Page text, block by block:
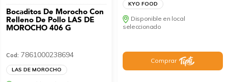
Bocaditos De Morocho Con
Relleno De Pollo LAS DE
MOROCHO 406 G
Cod: 7861000238694
LAS DE MOROCHO
KYO FOOD
Disponible en local
seleccionado
Comprar